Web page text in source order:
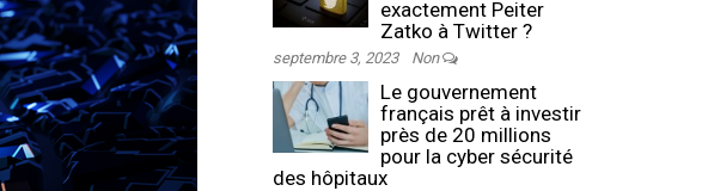
exactement Peiter
Zatko à Twitter ?
septembre 3, 2023 Non
Le gouvernement
français prêt à investir
près de 20 millions
pour la cyber sécurité
des hôpitaux